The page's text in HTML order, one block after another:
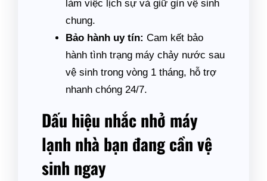
làm việc lịch sự và giữ gìn vệ sinh
chung.
Bảo hành uy tín: Cam kết bảo
hành tình trạng máy chảy nước sau
vệ sinh trong vòng 1 tháng, hỗ trợ
nhanh chóng 24/7.
Dấu hiệu nhắc nhở máy
lạnh nhà bạn đang cần vệ
sinh ngay